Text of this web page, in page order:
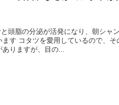
れません ミ
りますが、目の...